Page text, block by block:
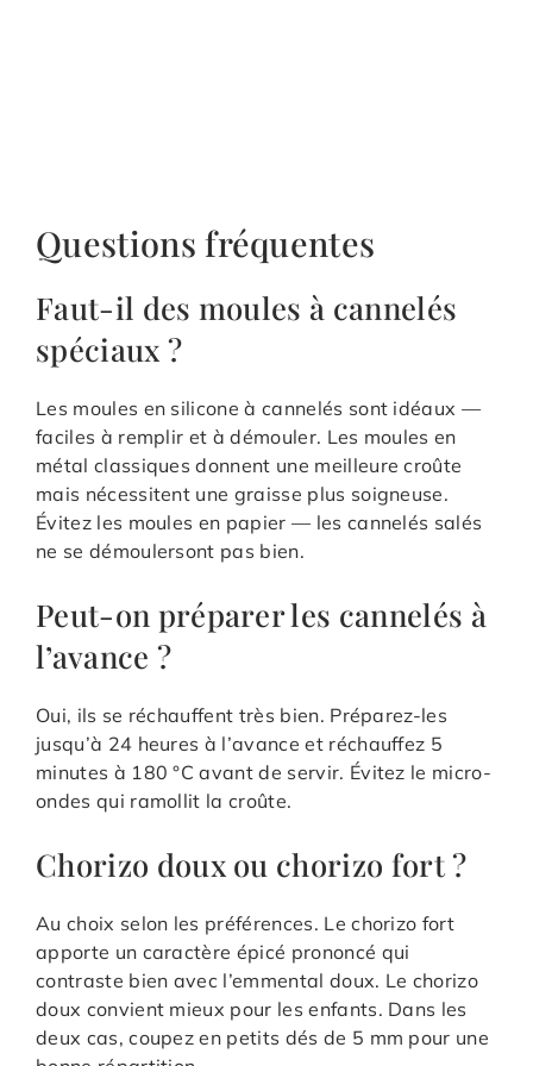
Questions fréquentes
Faut-il des moules à cannelés
spéciaux ?
Les moules en silicone à cannelés sont idéaux —
faciles à remplir et à démouler. Les moules en
métal classiques donnent une meilleure croûte
mais nécessitent une graisse plus soigneuse.
Évitez les moules en papier — les cannelés salés
ne se démoulersont pas bien.
Peut-on préparer les cannelés à
l’avance ?
Oui, ils se réchauffent très bien. Préparez-les
jusqu’à 24 heures à l’avance et réchauffez 5
minutes à 180 °C avant de servir. Évitez le micro-
ondes qui ramollit la croûte.
Chorizo doux ou chorizo fort ?
Au choix selon les préférences. Le chorizo fort
apporte un caractère épicé prononcé qui
contraste bien avec l’emmental doux. Le chorizo
doux convient mieux pour les enfants. Dans les
deux cas, coupez en petits dés de 5 mm pour une